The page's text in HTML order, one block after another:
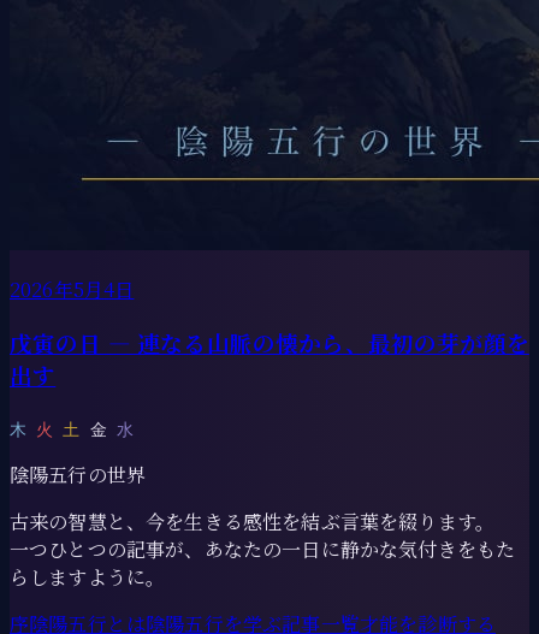
2026年5月4日
戊寅の日 ― 連なる山脈の懐から、最初の芽が顔を
出す
木 火 土 金 水
陰陽五行の世界
古来の智慧と、今を生きる感性を結ぶ言葉を綴ります。
一つひとつの記事が、あなたの一日に静かな気付きをもた
らしますように。
序陰陽五行とは陰陽五行を学ぶ記事一覧才能を診断する